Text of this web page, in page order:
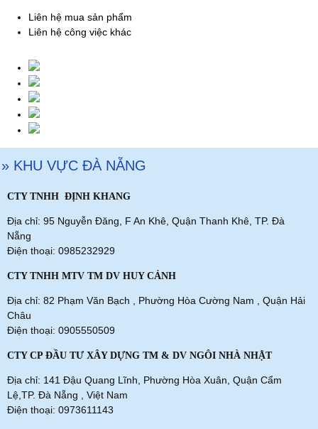
Liên hệ mua sản phẩm
Liên hệ công việc khác
» KHU VỰC ĐÀ NẴNG
CTY TNHH ĐỊNH KHANG
Địa chỉ: 95 Nguyễn Đăng, F An Khê, Quận Thanh Khê, TP. Đà
Nẵng
Điện thoại: 0985232929
CTY TNHH MTV TM DV HUY CẢNH
Địa chỉ: 82 Phạm Văn Bạch , Phường Hòa Cường Nam , Quận Hải
Châu
Điện thoại: 0905550509
CTY CP ĐẦU TƯ XÂY DỰNG TM & DV NGÔI NHÀ NHẬT
Địa chỉ: 141 Đậu Quang Lĩnh, Phường Hòa Xuân, Quận Cẩm
Lệ,TP. Đà Nẵng , Việt Nam
Điện thoại: 0973611143